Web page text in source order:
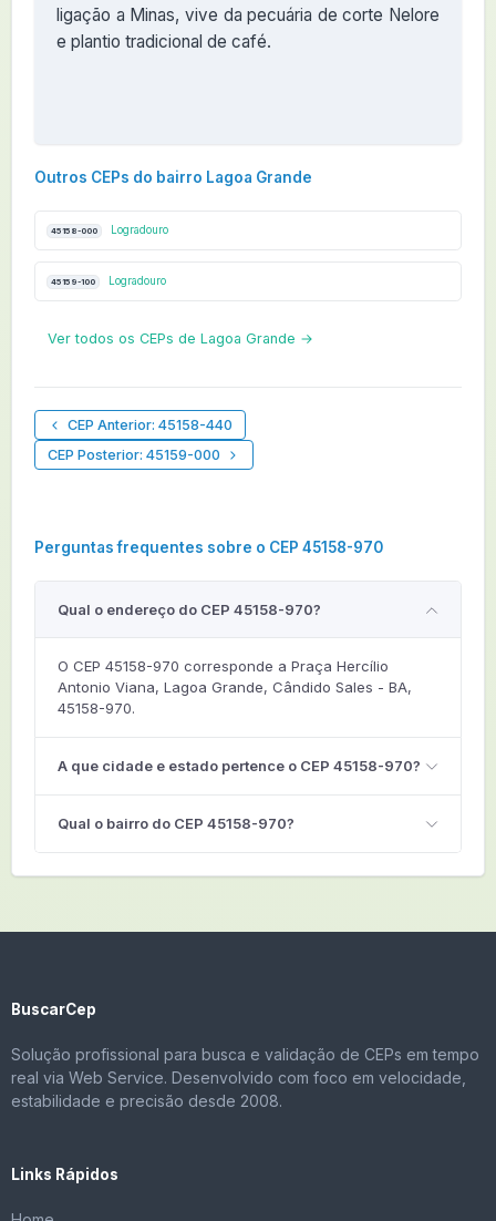
ligação a Minas, vive da pecuária de corte Nelore
e plantio tradicional de café.
Outros CEPs do bairro Lagoa Grande
45158-000 Logradouro
45159-100 Logradouro
Ver todos os CEPs de Lagoa Grande →
CEP Anterior: 45158-440
CEP Posterior: 45159-000
Perguntas frequentes sobre o CEP 45158-970
Qual o endereço do CEP 45158-970?
O CEP 45158-970 corresponde a Praça Hercílio
Antonio Viana, Lagoa Grande, Cândido Sales - BA,
45158-970.
A que cidade e estado pertence o CEP 45158-970?
Qual o bairro do CEP 45158-970?
BuscarCep
Solução profissional para busca e validação de CEPs em tempo
real via Web Service. Desenvolvido com foco em velocidade,
estabilidade e precisão desde 2008.
Links Rápidos